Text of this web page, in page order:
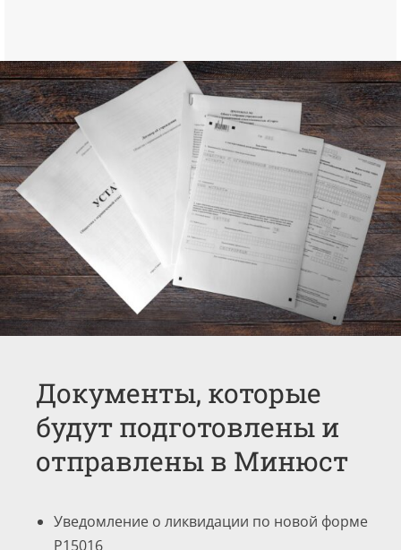
Документы, которые
будут подготовлены и
отправлены в Минюст
Уведомление о ликвидации по новой форме
Р15016